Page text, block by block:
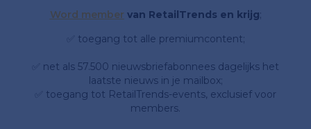
Word member van RetailTrends en krijg;
✅ toegang tot alle premiumcontent;
✅ net als 57.500 nieuwsbriefabonnees dagelijks het
laatste nieuws in je mailbox;
✅ toegang tot RetailTrends-events, exclusief voor
members.